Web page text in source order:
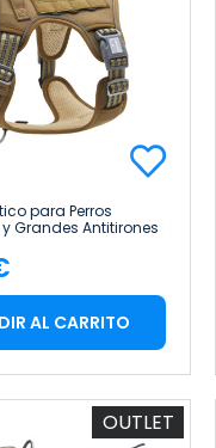
para Perros
Grandes Antitirones
AL CARRITO
OUTLET